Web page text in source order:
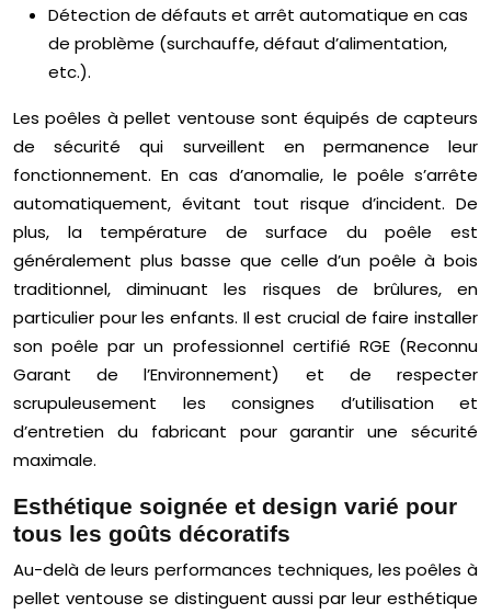
Détection de défauts et arrêt automatique en cas
de problème (surchauffe, défaut d’alimentation,
etc.).
Les poêles à pellet ventouse sont équipés de capteurs
de sécurité qui surveillent en permanence leur
fonctionnement. En cas d’anomalie, le poêle s’arrête
automatiquement, évitant tout risque d’incident. De
plus, la température de surface du poêle est
généralement plus basse que celle d’un poêle à bois
traditionnel, diminuant les risques de brûlures, en
particulier pour les enfants. Il est crucial de faire installer
son poêle par un professionnel certifié RGE (Reconnu
Garant de l’Environnement) et de respecter
scrupuleusement les consignes d’utilisation et
d’entretien du fabricant pour garantir une sécurité
maximale.
Esthétique soignée et design varié pour
tous les goûts décoratifs
Au-delà de leurs performances techniques, les poêles à
pellet ventouse se distinguent aussi par leur esthétique